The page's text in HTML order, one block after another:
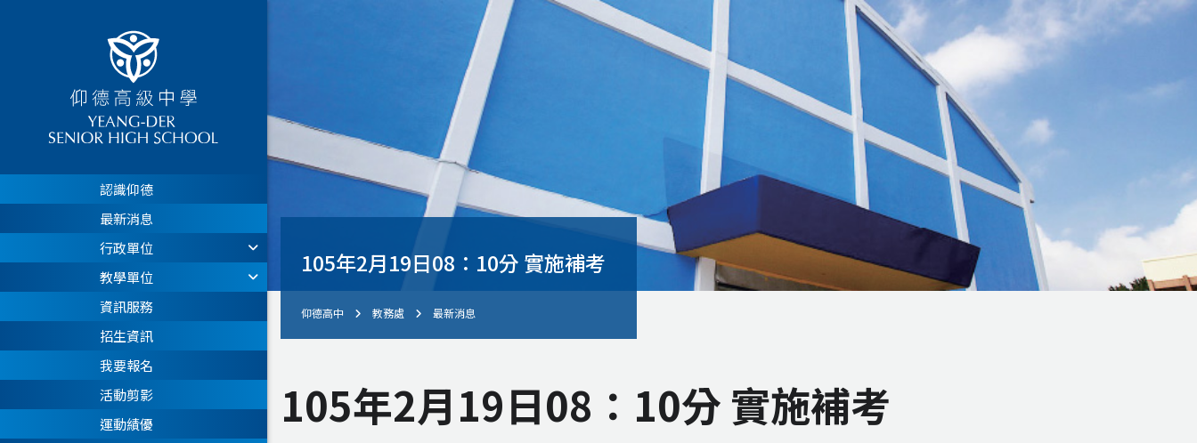
認識仰德
最新消息
行政單位
教學單位
資訊服務
招生資訊
我要報名
活動剪影
運動績優
105年2月19日08：10分 實施補考
仰德高中 教務處 最新消息
105年2月19日08：10分 實施補考